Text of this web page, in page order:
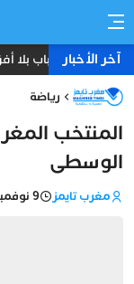
آخر الأخبارشباب بلا
رياضة
المنتخب
الوسطى
مغرب تايمز 9 نوفمبر 2020 - 10:33